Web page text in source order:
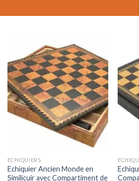
ECHIQUIERS
Echiquier Ancien Monde en
Similicuir avec Compartiment de